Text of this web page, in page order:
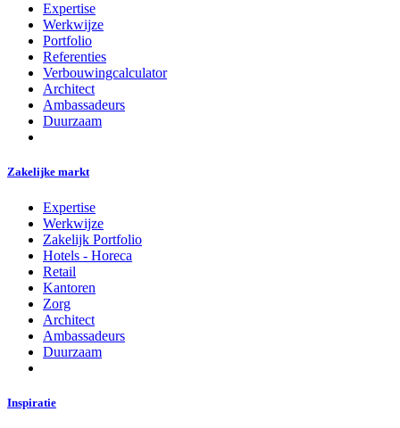
Expertise
Werkwijze
Portfolio
Referenties
Verbouwingcalculator
Architect
Ambassadeurs
Duurzaam
Zakelijke markt
Expertise
Werkwijze
Zakelijk Portfolio
Hotels - Horeca
Retail
Kantoren
Zorg
Architect
Ambassadeurs
Duurzaam
Inspiratie